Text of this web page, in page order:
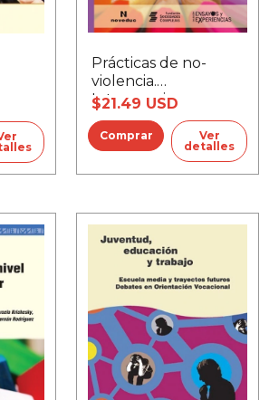
Prácticas de no-
violencia.
Intervenciones en
situaciones
conflictivas
$21.49 USD
Ver
detalles